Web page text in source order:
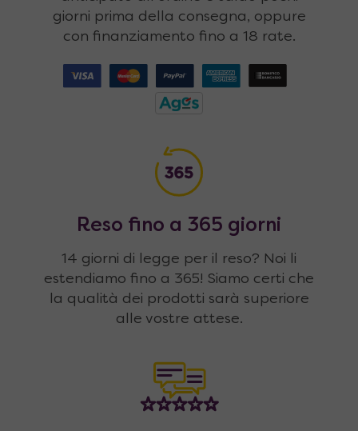
giorni prima della consegna, oppure
con finanziamento fino a 18 rate.
Reso fino a 365 giorni
14 giorni di legge per il reso? Noi li
estendiamo fino a 365! Siamo certi che
la qualità dei prodotti sarà superiore
alle vostre attese.